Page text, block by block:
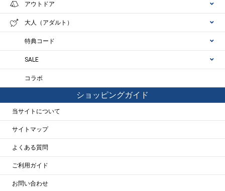
アウトドア
大人（アダルト）
特典コード
SALE
コラボ
ショッピングガイド
当サイトについて
サイトマップ
よくある質問
ご利用ガイド
お問い合わせ